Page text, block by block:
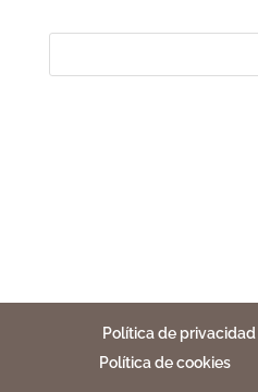
Política de privacidad
Política de cookies